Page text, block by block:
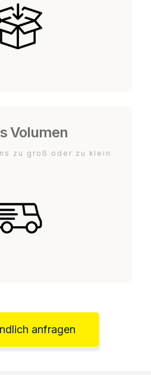
Volumen
zu groß oder zu klein.
anfragen